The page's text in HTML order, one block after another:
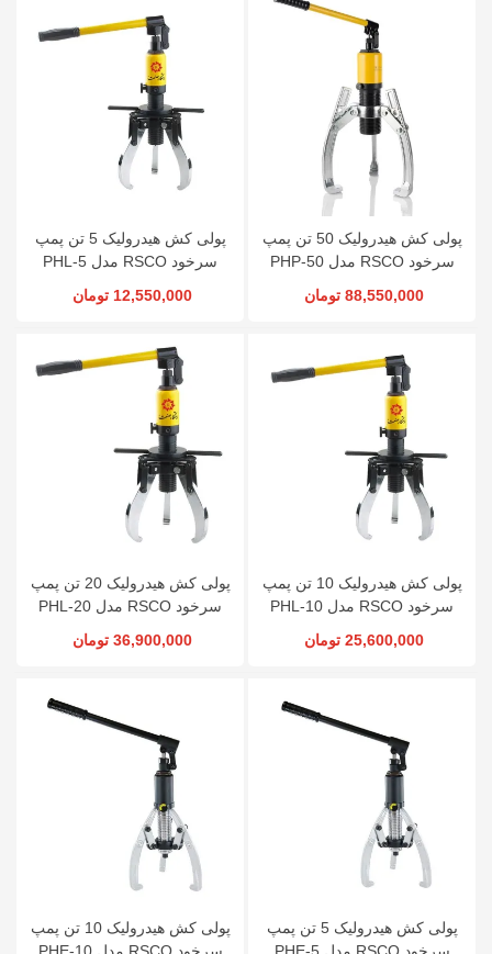
پولی کش هیدرولیک 50 تن پمپ
سرخود RSCO مدل PHP-50
88,550,000 تومان
پولی کش هیدرولیک 5 تن پمپ
سرخود RSCO مدل PHL-5
12,550,000 تومان
پولی کش هیدرولیک 10 تن پمپ
سرخود RSCO مدل PHL-10
25,600,000 تومان
پولی کش هیدرولیک 20 تن پمپ
سرخود RSCO مدل PHL-20
36,900,000 تومان
پولی کش هیدرولیک 5 تن پمپ
سرخود RSCO مدل PHE-5
پولی کش هیدرولیک 10 تن پمپ
سرخود RSCO مدل PHE-10